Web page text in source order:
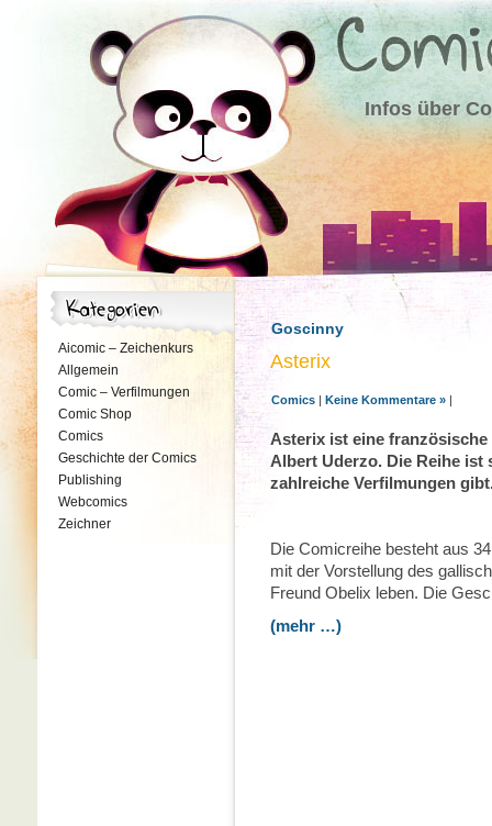
Infos über
Aicomic – Zeichenkurs
Allgemein
Comic – Verfilmungen
Comic Shop
Comics
Geschichte der Comics
Publishing
Webcomics
Zeichner
Goscinny
Asterix
Comics | Keine Kommentare » |
Asterix ist eine
Albert Uderzo. Die Reihe ist
zahlreiche Verfilmungen
Die Comicreihe besteht aus
mit der Vorstellung des
Freund Obelix leben. Die
(mehr …)